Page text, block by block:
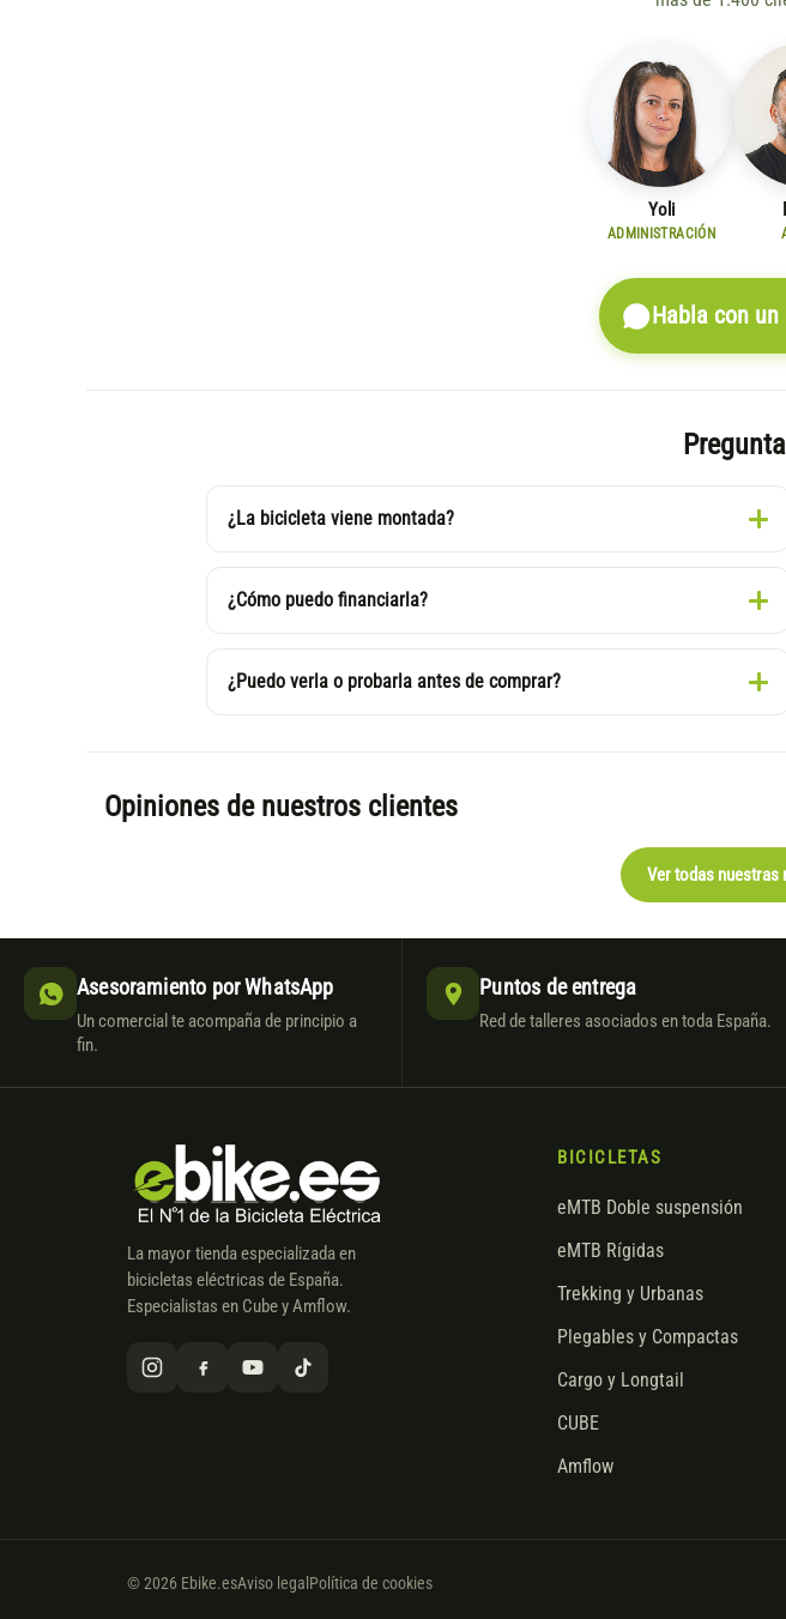
Yoli
ADMINISTRACIÓN
Habla con
¿La bicicleta viene montada?
¿Cómo puedo financiarla?
¿Puedo verla o probarla antes de comprar?
Opiniones de nuestros clientes
Ver todas nuestras
Asesoramiento por WhatsApp
Un comercial te acompaña de principio a
fin.
Puntos de entrega
Red de talleres asociados en toda España.
La mayor tienda especializada en
bicicletas eléctricas de España.
Especialistas en Cube y Amflow.
BICICLETAS
eMTB Doble suspensión
eMTB Rígidas
Trekking y Urbanas
Plegables y Compactas
Cargo y Longtail
CUBE
Amflow
© 2026 Ebike.esAviso legalPolítica de cookies